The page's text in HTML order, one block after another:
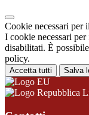
Cookie necessari per
I cookie necessari
disabilitati. È
policy.
Accetta tutti Salva